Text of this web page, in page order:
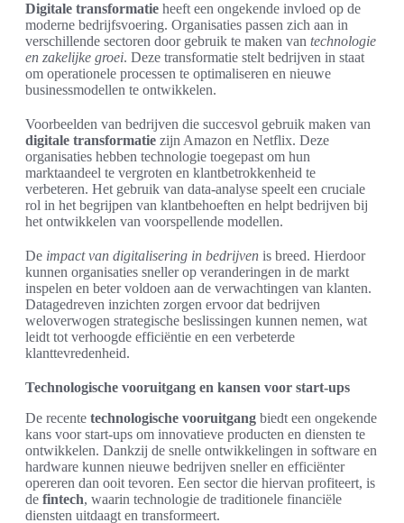
Digitale transformatie heeft een ongekende invloed op de
moderne bedrijfsvoering. Organisaties passen zich aan in
verschillende sectoren door gebruik te maken van technologie
en zakelijke groei. Deze transformatie stelt bedrijven in staat
om operationele processen te optimaliseren en nieuwe
businessmodellen te ontwikkelen.
Voorbeelden van bedrijven die succesvol gebruik maken van
digitale transformatie zijn Amazon en Netflix. Deze
organisaties hebben technologie toegepast om hun
marktaandeel te vergroten en klantbetrokkenheid te
verbeteren. Het gebruik van data-analyse speelt een cruciale
rol in het begrijpen van klantbehoeften en helpt bedrijven bij
het ontwikkelen van voorspellende modellen.
De impact van digitalisering in bedrijven is breed. Hierdoor
kunnen organisaties sneller op veranderingen in de markt
inspelen en beter voldoen aan de verwachtingen van klanten.
Datagedreven inzichten zorgen ervoor dat bedrijven
weloverwogen strategische beslissingen kunnen nemen, wat
leidt tot verhoogde efficiëntie en een verbeterde
klanttevredenheid.
Technologische vooruitgang en kansen voor start-ups
De recente technologische vooruitgang biedt een ongekende
kans voor start-ups om innovatieve producten en diensten te
ontwikkelen. Dankzij de snelle ontwikkelingen in software en
hardware kunnen nieuwe bedrijven sneller en efficiënter
opereren dan ooit tevoren. Een sector die hiervan profiteert, is
de fintech, waarin technologie de traditionele financiële
diensten uitdaagt en transformeert.